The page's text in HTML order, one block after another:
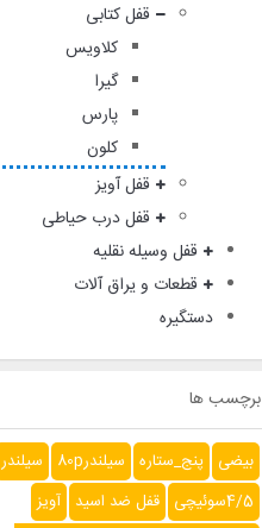
قفل کتابی
کلاویس
گیرا
پارس
کلون
قفل آویز
قفل درب حیاطی
قفل وسیله نقلیه
قطعات و یراق آلات
دستگیره
برچسب ها
بیضی پنج_ستاره سیلندر80p
سیلندر
4/5سوئیچی
قفل ضد اسید آویز